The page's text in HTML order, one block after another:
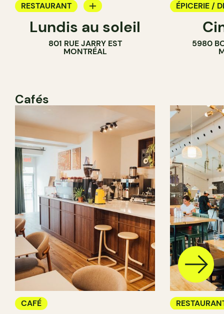
RESTAURANT
BAR À VIN
Lundis au soleil
801 RUE JARRY EST
MONTRÉAL
ÉPICERIE /
COMPTOIR
CAVISTE
5980
Cafés
CAFÉ